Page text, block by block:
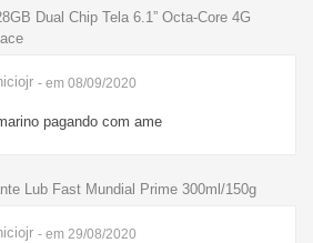
Dual Chip Tela 6.1” Octa-Core 4G
- em 08/09/2020
pagando com ame
Lub Fast Mundial Prime 300ml/150g
- em 29/08/2020